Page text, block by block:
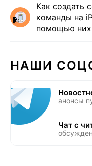
Как создать
команды на
помощью
НАШИ
анонсы
Чат с